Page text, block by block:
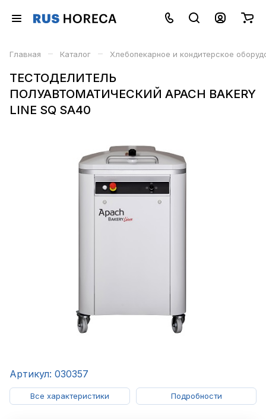
Главная – Каталог – Хлебопекарное и кондитерское
ТЕСТОДЕЛИТЕЛЬ
ПОЛУАВТОМАТИЧЕСКИЙ APACH BAKERY
LINE SQ SA40
Артикул: 030357
Все характеристики Подробности